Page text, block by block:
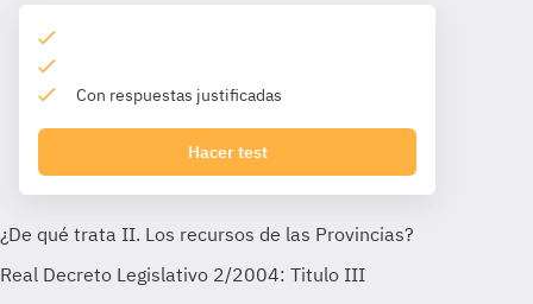
Con respuestas justificadas
Hacer test